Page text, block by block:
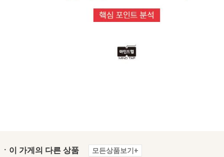
ㆍ이 가게의 다른 상품 모든상품보기+